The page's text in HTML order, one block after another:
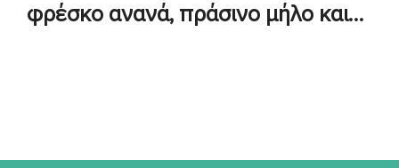
φρέσκο ανανά, πράσινο μήλο και